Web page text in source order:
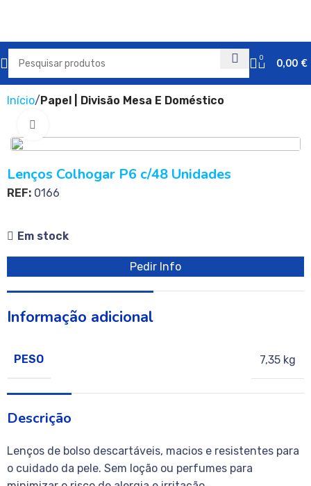
0 0,00 €
Início Papel | Divisão Mesa E Doméstico
Lenços Colhogar P6 c/48 Unidades
REF: 0166
Em stock
Pedir Info
Informação adicional
PESO 7,35 kg
Descrição
Lenços de bolso descartáveis, macios e resistentes para
o cuidado da pele. Sem loção ou perfumes para